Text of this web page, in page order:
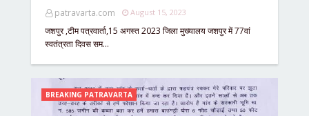
patravarta.com August 15, 2023
जशपुर ,टीम पत्रवार्ता,15 अगस्त 2023 जिला मुख्यालय जशपुर में 77वां
स्वतंत्रता दिवस सम…
BREAKING PATRAVARTA